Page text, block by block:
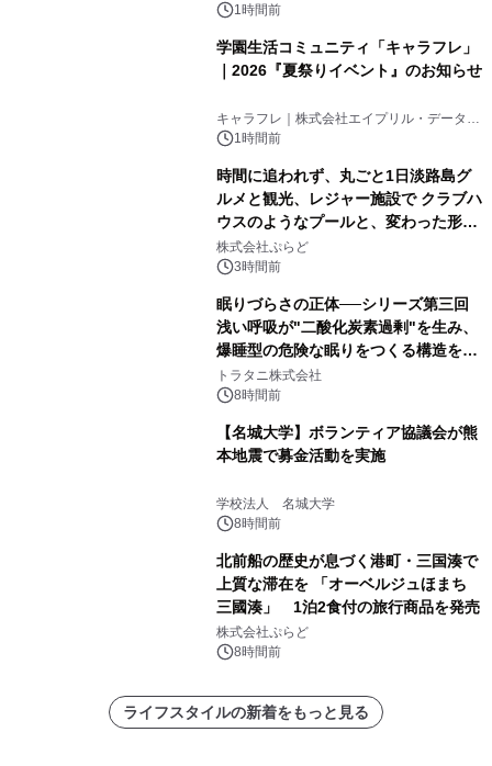
1時間前
学園生活コミュニティ「キャラフレ」
｜2026『夏祭りイベント』のお知らせ
キャラフレ｜株式会社エイプリル・データ・
デザインズ
1時間前
時間に追われず、丸ごと1日淡路島グ
ルメと観光、レジャー施設で クラブハ
ウスのようなプールと、変わった形の
サウナも 「THE BOXY AWAJI」のお
得な素泊まり連泊プランで
株式会社ぷらど
3時間前
眠りづらさの正体──シリーズ第三回
浅い呼吸が"二酸化炭素過剰"を生み、
爆睡型の危険な眠りをつくる構造を解
説
トラタニ株式会社
8時間前
【名城大学】ボランティア協議会が熊
本地震で募金活動を実施
学校法人 名城大学
8時間前
北前船の歴史が息づく港町・三国湊で
上質な滞在を 「オーベルジュほまち
三國湊」 1泊2食付の旅行商品を発売
株式会社ぷらど
8時間前
ライフスタイルの新着をもっと見る